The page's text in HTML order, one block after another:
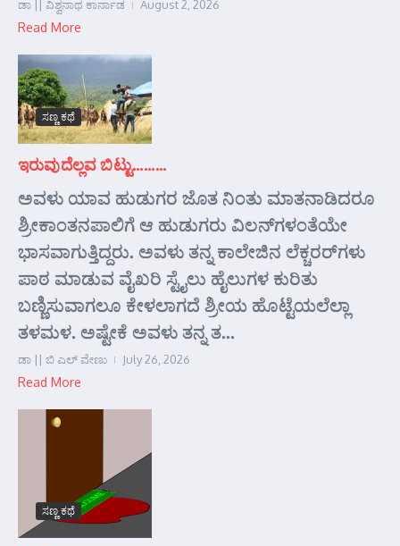
ಡಾ || ವಿಶ್ವನಾಥ ಕಾರ್ನಾಡ August 2, 2026
Read More
ಸಣ್ಣ ಕಥೆ
ಇರುವುದೆಲ್ಲವ ಬಿಟ್ಟು………
ಅವಳು ಯಾವ ಹುಡುಗರ ಜೊತ ನಿಂತು ಮಾತನಾಡಿದರೂ
ಶ್ರೀಕಾಂತನಪಾಲಿಗೆ ಆ ಹುಡುಗರು ವಿಲನ್‌ಗಳಂತೆಯೇ
ಭಾಸವಾಗುತ್ತಿದ್ದರು. ಅವಳು ತನ್ನ ಕಾಲೇಜಿನ ಲೆಕ್ಚರರ್‌ಗಳು
ಪಾಠ ಮಾಡುವ ವೈಖರಿ ಸ್ಟೈಲು ಹೈಲುಗಳ ಕುರಿತು
ಬಣ್ಣಿಸುವಾಗಲೂ ಕೇಳಲಾಗದೆ ಶ್ರೀಯ ಹೊಟ್ಟೆಯಲೆಲ್ಲಾ
ತಳಮಳ. ಅಷ್ಟೇಕೆ ಅವಳು ತನ್ನ ತ...
ಡಾ || ಬಿ ಎಲ್ ವೇಣು July 26, 2026
Read More
ಸಣ್ಣ ಕಥೆ